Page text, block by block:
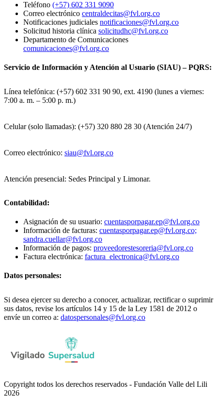
Teléfono (+57) 602 331 9090
Correo electrónico centraldecitas@fvl.org.co
Notificaciones judiciales notificaciones@fvl.org.co
Solicitud historia clínica solicitudhc@fvl.org.co
Departamento de Comunicaciones
comunicaciones@fvl.org.co
Servicio de Información y Atención al Usuario (SIAU) – PQRS:
Línea telefónica: (+57) 602 331 90 90, ext. 4190 (lunes a viernes:
7:00 a. m. – 5:00 p. m.)
Celular (solo llamadas): (+57) 320 880 28 30 (Atención 24/7)
Correo electrónico: siau@fvl.org.co
Atención presencial: Sedes Principal y Limonar.
Contabilidad:
Asignación de su usuario: cuentasporpagar.ep@fvl.org.co
Información de facturas: cuentasporpagar.ep@fvl.org.co;
sandra.cuellar@fvl.org.co
Información de pagos: proveedorestesoreria@fvl.org.co
Factura electrónica: factura_electronica@fvl.org.co
Datos personales:
Si desea ejercer su derecho a conocer, actualizar, rectificar o suprimir
sus datos, revise los artículos 14 y 15 de la Ley 1581 de 2012 o
envíe un correo a: datospersonales@fvl.org.co
Copyright todos los derechos reservados - Fundación Valle del Lili
2026